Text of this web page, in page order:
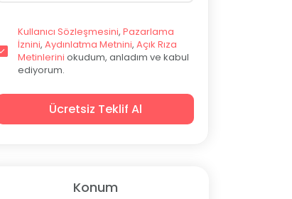
Kullanıcı Sözleşmesini, Pazarlama
İznini, Aydınlatma Metnini, Açık Rıza
Metinlerini okudum, anladım ve kabul
ediyorum.
Ücretsiz Teklif Al
Konum